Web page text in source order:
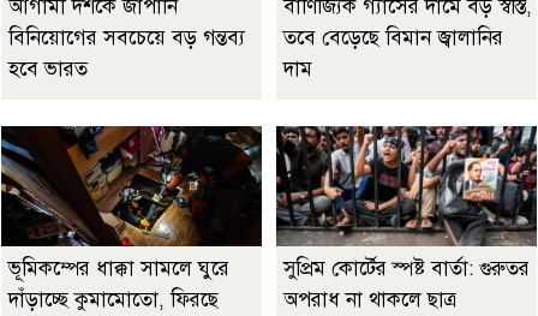
আগামী দশকে জাপানি
বিনিয়োগের সবচেয়ে বড় গন্তব্য
হবে ভারত
বাণিজ্যিক গ্যাসের দামে বড় স্বস্তি,
তবে বেড়েছে বিমান জ্বালানির
দাম
ভূমিকম্পের ধাক্কা সামলে ঘুরে
দাঁড়াচ্ছে কুমামোতো, ফিরছে
সুপ্রিম কোর্টের স্পষ্ট বার্তা: গুরুতর
অপরাধ না থাকলে ছাত্র